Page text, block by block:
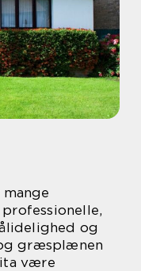
og
græsplænen
være